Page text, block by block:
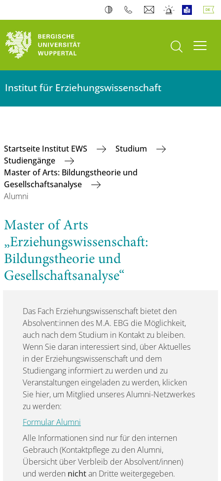
Suche öffnen
Institut für Erziehungswissenschaft
Startseite Institut EWS
Studium
Studiengänge
Master of Arts: Bildungstheorie und
Gesellschaftsanalyse
Alumni
Master of Arts
„Erziehungswissenschaft:
Bildungstheorie und
Gesellschaftsanalyse“
Das Fach Erziehungswissenschaft bietet den
Absolvent:innen des M.A. EBG die Möglichkeit,
auch nach dem Studium in Kontakt zu bleiben.
Wenn Sie daran interessiert sind, über Aktuelles
in der Erziehungswissenschaft und dem
Studiengang informiert zu werden und zu
Veranstaltungen eingeladen zu werden, klicken
Sie hier, um Mitglied unseres Alumni-Netzwerkes
zu werden:
Formular Alumni
Alle Informationen sind nur für den internen
Gebrauch (Kontaktpflege zu den Alumni,
Übersicht über Verbleib der Absolvent/innen)
und werden nichtan Dritte weitergegeben.